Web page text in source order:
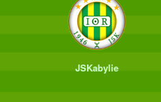
JSKabylie